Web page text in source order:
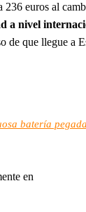
236 euros al
a nivel
de que llegue a
batería
en